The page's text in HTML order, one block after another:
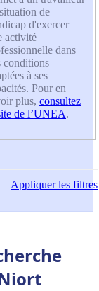
de
d'exercer
activité
dans
conditions
à ses
Pour en
plus, consultez
de l’UNEA.
Appliquerles filtres